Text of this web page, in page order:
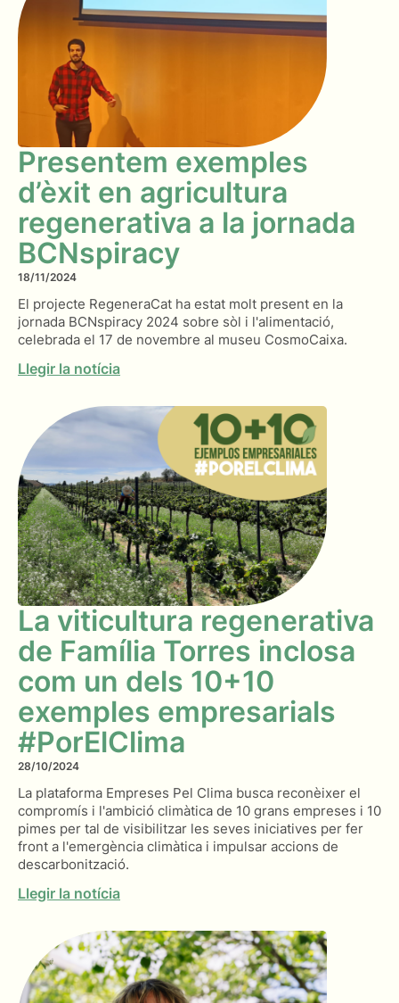
Presentem exemples
d’èxit en agricultura
regenerativa a la jornada
BCNspiracy
18/11/2024
El projecte RegeneraCat ha estat molt present en la
jornada BCNspiracy 2024 sobre sòl i l'alimentació,
celebrada el 17 de novembre al museu CosmoCaixa.
Llegir la notícia
La viticultura regenerativa
de Família Torres inclosa
com un dels 10+10
exemples empresarials
#PorElClima
28/10/2024
La plataforma Empreses Pel Clima busca reconèixer el
compromís i l'ambició climàtica de 10 grans empreses i 10
pimes per tal de visibilitzar les seves iniciatives per fer
front a l'emergència climàtica i impulsar accions de
descarbonització.
Llegir la notícia